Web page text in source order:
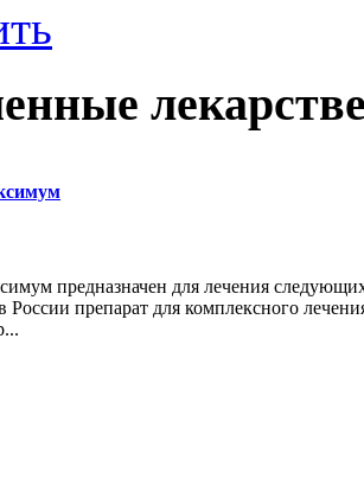
предназначен для лечения
препарат для комплексного